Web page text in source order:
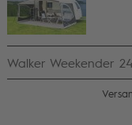
Walker Weekender